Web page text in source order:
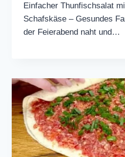
Einfacher Thunfischsalat
Schafskäse – Gesundes
der Feierabend naht und…